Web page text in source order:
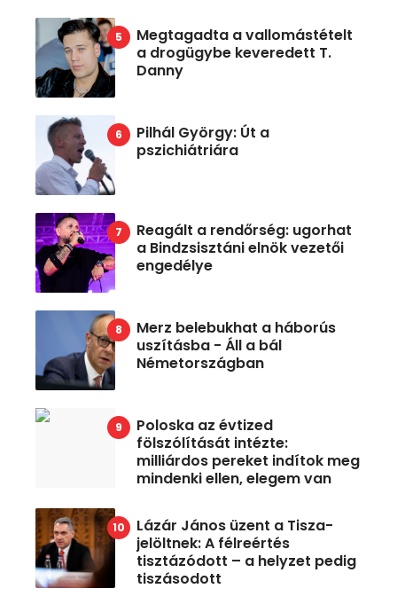
Megtagadta a vallomástételt
a drogügybe keveredett T.
Danny
Pilhál György: Út a
pszichiátriára
Reagált a rendőrség: ugorhat
a Bindzsisztáni elnök vezetői
engedélye
Merz belebukhat a háborús
uszításba - Áll a bál
Németországban
Poloska az évtized
fölszólítását intézte:
milliárdos pereket indítok meg
mindenki ellen, elegem van
Lázár János üzent a Tisza-
jelöltnek: A félreértés
tisztázódott – a helyzet pedig
tiszásodott